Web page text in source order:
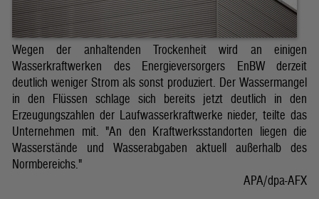
Wegen der anhaltenden Trockenheit wird an einigen
Wasserkraftwerken des Energieversorgers EnBW derzeit
deutlich weniger Strom als sonst produziert. Der Wassermangel
in den Flüssen schlage sich bereits jetzt deutlich in den
Erzeugungszahlen der Laufwasserkraftwerke nieder, teilte das
Unternehmen mit. "An den Kraftwerksstandorten liegen die
Wasserstände und Wasserabgaben aktuell außerhalb des
Normbereichs."
APA/dpa-AFX